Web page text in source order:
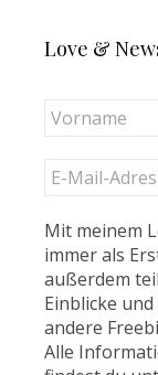
Love &
Mit meinem
immer als
außerdem
Einblicke
andere
Alle